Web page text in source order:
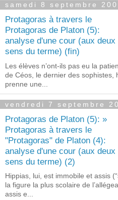
samedi 8 septembre
Protagoras à travers le
Protagoras de Platon (5):
analyse d'une cour (aux deux
sens du terme) (fin)
Les élèves n’ont-ils pas eu la
de Céos, le dernier des sophistes,
prenne une...
vendredi 7 septembre
Protagoras de Platon (5): »
Protagoras à travers le
"Protagoras" de Platon (4):
analyse d'une cour (aux deux
sens du terme) (2)
Hippias, lui, est immobile et assis
la figure la plus scolaire de
assis e...